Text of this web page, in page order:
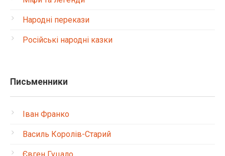
Народні перекази
Російські народні казки
Письменники
Іван Франко
Василь Королів-Старий